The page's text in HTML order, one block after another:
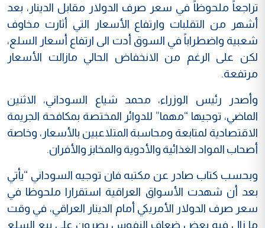
تراجعاً ملحوظاً في سعر صرف الدولار مقابل الدينار، بعد
أشهر من التقلبات وارتفاع الأسعار التي أثارت مخاوف
شعبية واضطراباً في السوق أدت الى ارتفاع أسعار السلع،
لكن على الرغم من الانخفاض الحالي مازالت الأسعار
مرتفعة.
وأصدر رئيس الوزراء، محمد شياع السوداني، الاثنين
الماضي، توجيها “مهما” للدوائر المختصة بمكافحة الجريمة
الاقتصادية لمتابعة ومحاسبة المتلاعبين بالأسعار، وخاصة
أصحاب المواد الغذائية والأدوية والمخابز والأفران.
وبحسب كتاب صادر عن مكتبه فان توجيه السوداني “يأتي
بعد أن شهدت الأسواق العراقية استقرارا ملحوظا في
سعر صرف الدولار الأمريكي أمام الدينار العراقي، في وقت
ما زال فيه بعض ضعاف النفوس يصرون على بيع السلع